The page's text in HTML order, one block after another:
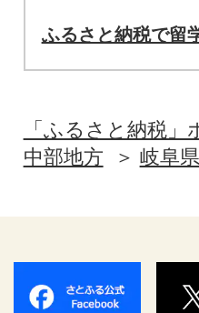
ふるさと納税で留
「ふるさと納税」
中部地方
岐阜県